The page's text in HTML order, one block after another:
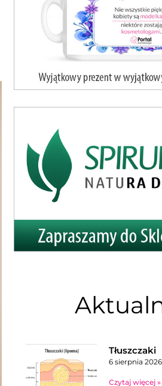
Tłuszczaki
6 sierpnia 2026
Czytaj więcej »